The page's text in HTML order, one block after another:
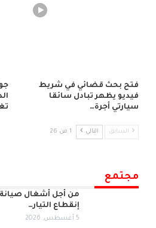
فتح بحث قضائي في شريط
فيديو يظهر تبادل سائقا
سيارتي أجرة…
السابق التالي 1 من 26
مجتمع
من أجل أشغال صيانة
إنقطاع التيار…
5 أغسطس, 2026